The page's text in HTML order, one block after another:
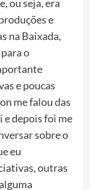
ou seja, era
e
na Baixada,
o
e poucas
me falou das
e depois foi me
sobre o
eu
outras